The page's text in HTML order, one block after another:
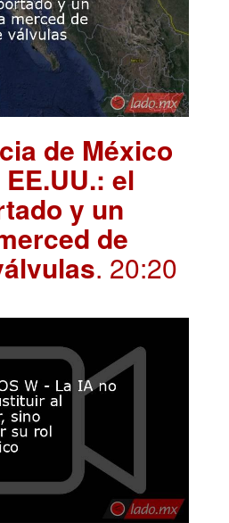
de México
el
y un
de
. 20:20